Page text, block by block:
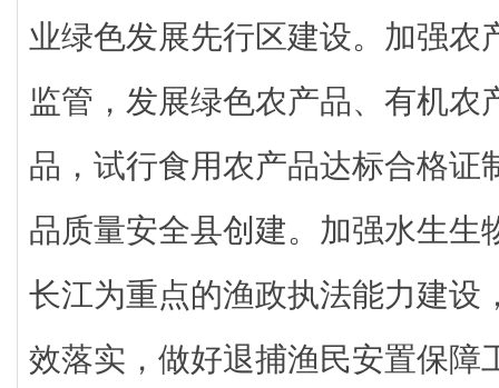
业绿色发展先行区建设。加强农
监管，发展绿色农产品、有机农
品，试行食用农产品达标合格证
品质量安全县创建。加强水生生
长江为重点的渔政执法能力建设
效落实，做好退捕渔民安置保障